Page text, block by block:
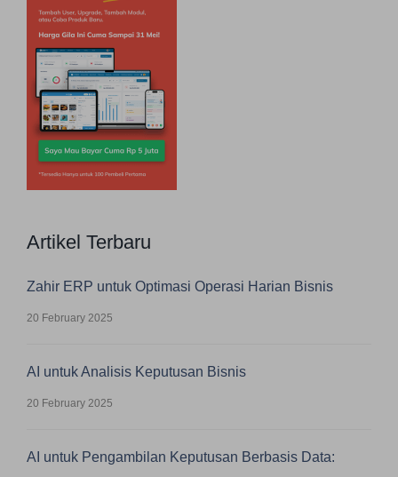
Artikel Terbaru
Zahir ERP untuk Optimasi Operasi Harian Bisnis
20 February 2025
AI untuk Analisis Keputusan Bisnis
20 February 2025
AI untuk Pengambilan Keputusan Berbasis Data: